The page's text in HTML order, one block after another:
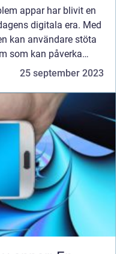
appar har blivit en
digitala era. Med
kan användare stöta
som kan påverka
negativt. I denna artikel
25 september 2023